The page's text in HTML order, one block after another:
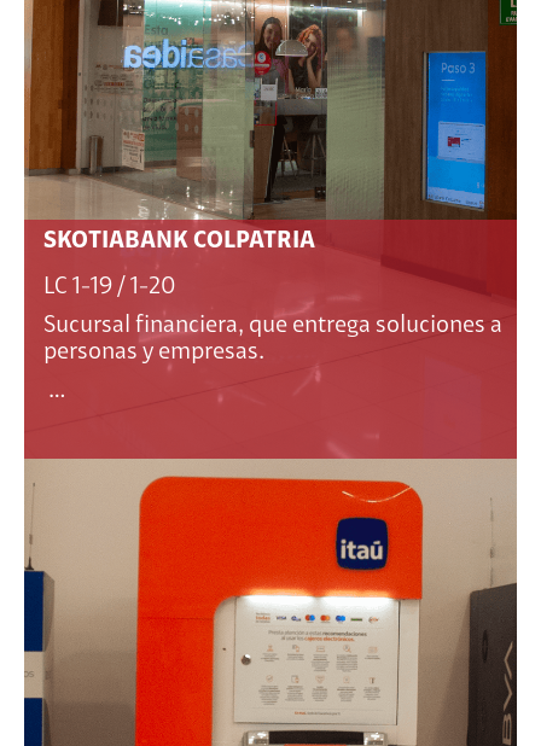
SKOTIABANK COLPATRIA
LC 1-19 / 1-20
Sucursal financiera, que entrega soluciones a
personas y empresas.
…